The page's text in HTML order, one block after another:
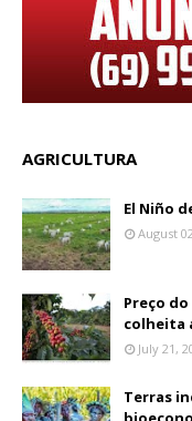
AGRICULTURA
El Niño
August
Preço
colheita
July 21,
Terras